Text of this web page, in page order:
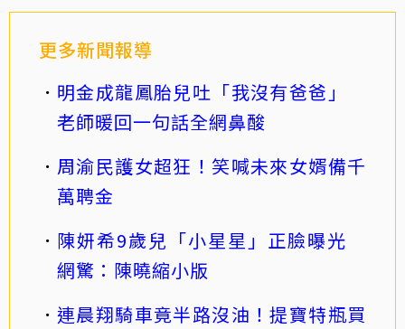
更多新聞報導
明金成龍鳳胎兒吐「我沒有爸爸」
老師暖回一句話全網鼻酸
周渝民護女超狂！笑喊未來女婿備千
萬聘金
陳妍希9歲兒「小星星」正臉曝光
網驚：陳曉縮小版
連晨翔騎車竟半路沒油！提寶特瓶買